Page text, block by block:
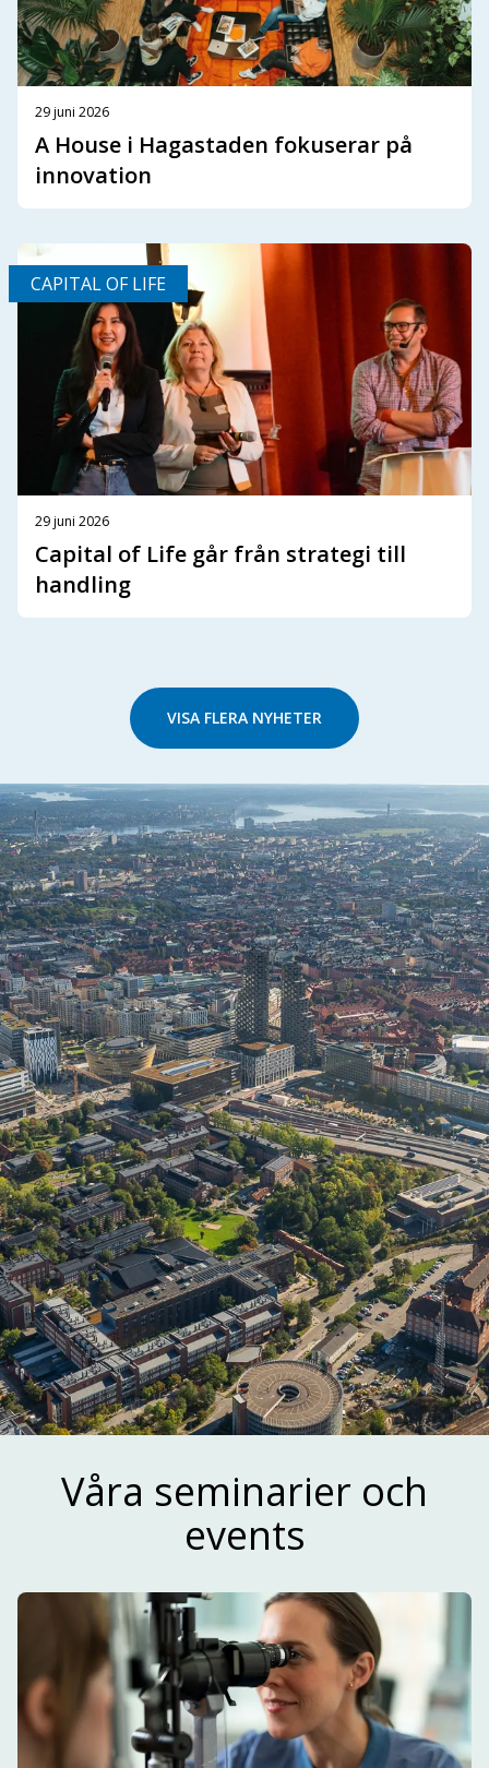
29 juni 2026
A House i Hagastaden fokuserar på
innovation
CAPITAL OF LIFE
29 juni 2026
Capital of Life går från strategi till
handling
VISA FLERA NYHETER
Ta del av vårt
nyhetsbrev!
som är relevanta för innovationsekosystemet i
Stockholm-Uppsalaregionen.
ANMÄLAN TILL NYHETSBREV
SE ALLA NYHETER
Våra seminarier och
events